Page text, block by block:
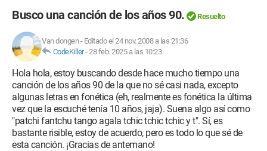
Busco una canción de los años 90. Resuelto
Van dongen- Editado el 24 nov. 2008 a las 21:36
CodeKiller-28 feb. 2025 a las 10:23
Hola hola, estoy buscando desde hace mucho tiempo una
canción de los años 90 de la que no sé casi nada, excepto
algunas letras en fonética (eh, realmente es fonética la última
vez que la escuché tenía 10 años, jaja). Suena algo así como
"patchi fantchu tango agala tchic tchic tchic y t". Sí, es
bastante risible, estoy de acuerdo, pero es todo lo que sé de
esta canción. ¡Gracias de antemano!